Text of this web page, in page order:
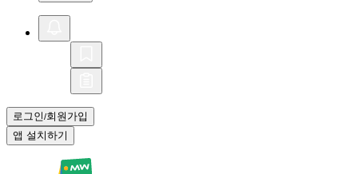
로그인/회원가입
앱 설치하기